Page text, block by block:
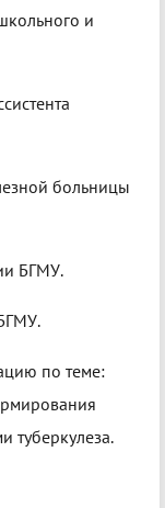
и
больницы
БГМУ.
по теме:
туберкулеза.